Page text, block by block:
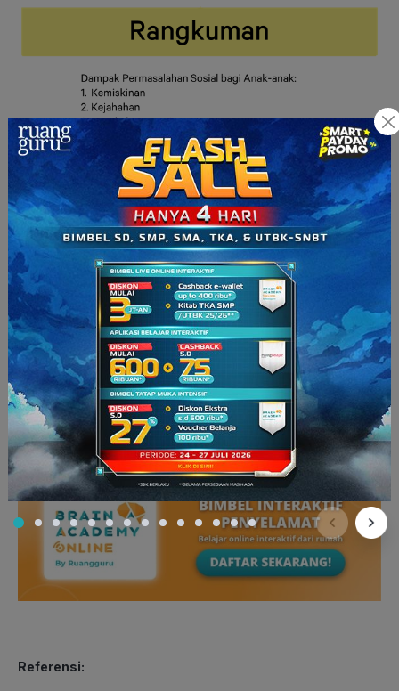
RG Squad, lihat kan? Ada begitu banyak dampak dari
terlibatnya anak-anak dan remaja dalam berbagai jenis
permasalahan sosial. Dampak yang paling nyata tentu saja
adalah masa depan dan kehidupan sosial mereka yang
terancam akibat harus berurusan dengan pihak yang
berwajib. Semoga saja kelak dampak-dampak permasalahan
sosial tersebut bisa segera dituntaskan.
Pelajari lagi beragam fenomena dalam mata pelajaran
sosiologi di Brain Academy Online
Referensi: